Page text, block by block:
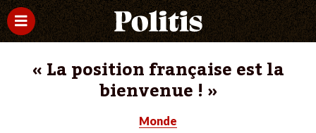
« La position française est la
bienvenue ! »
Monde